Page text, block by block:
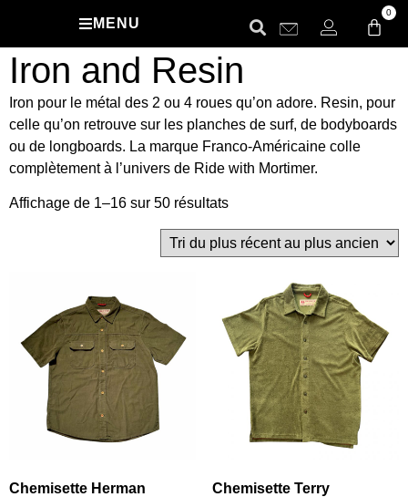
MENU
0
Iron and Resin
Iron pour le métal des 2 ou 4 roues qu’on adore. Resin, pour
celle qu’on retrouve sur les planches de surf, de bodyboards
ou de longboards. La marque Franco-Américaine colle
complètement à l’univers de Ride with Mortimer.
Affichage de 1–16 sur 50 résultats
Chemisette Herman Chemisette Terry